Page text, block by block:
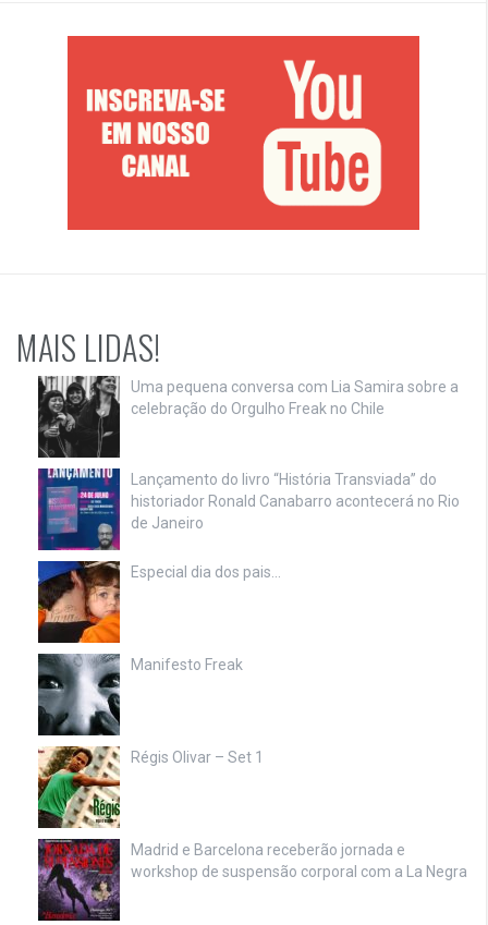
MAIS LIDAS!
Uma pequena conversa com Lia Samira sobre a
celebração do Orgulho Freak no Chile
Lançamento do livro “História Transviada” do
historiador Ronald Canabarro acontecerá no Rio
de Janeiro
Especial dia dos pais…
Manifesto Freak
Régis Olivar – Set 1
Madrid e Barcelona receberão jornada e
workshop de suspensão corporal com a La Negra